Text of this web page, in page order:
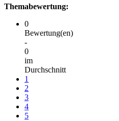
Themabewertung:
0
Bewertung(en)
-
0
im
Durchschnitt
1
2
3
4
5